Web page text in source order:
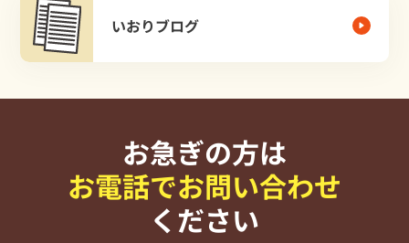
いおりブログ
お急ぎの方は
お電話でお問い合わせ
ください